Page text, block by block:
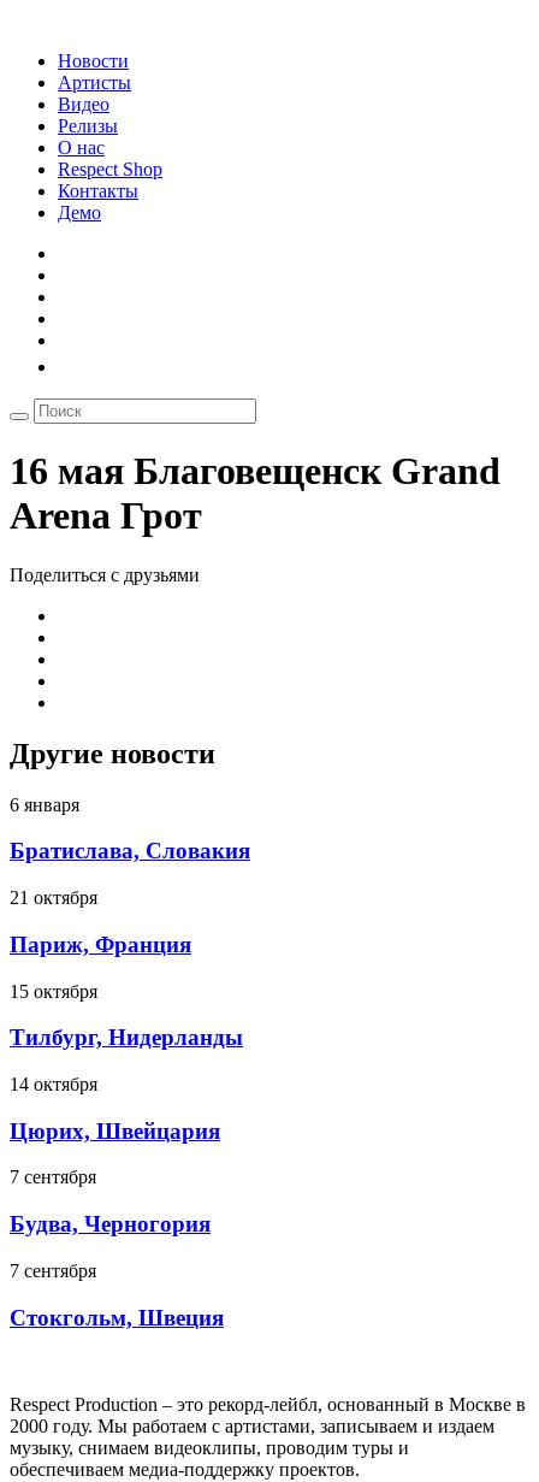
Новости
Артисты
Видео
Релизы
О нас
Respect Shop
Контакты
Демо
16 мая Благовещенск Grand
Arena Грот
Поделиться с друзьями
Другие новости
6 января
Братислава, Словакия
21 октября
Париж, Франция
15 октября
Тилбург, Нидерланды
14 октября
Цюрих, Швейцария
7 сентября
Будва, Черногория
7 сентября
Стокгольм, Швеция
Respect Production – это рекорд-лейбл, основанный в Москве в
2000 году. Мы работаем с артистами, записываем и издаем
музыку, снимаем видеоклипы, проводим туры и
обеспечиваем медиа-поддержку проектов.